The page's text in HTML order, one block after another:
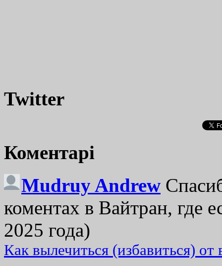
Twitter
Коментарі
Mudruy Andrew
коментах в Вайтран, где
2025 года)
Как вылечиться (избавиться)